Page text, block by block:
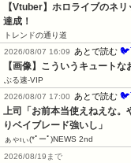
【Vtuber】ホロライブのネ
達成！
トレンドの通り道
2026/08/07 16:09
あとで読む
【画像】こういうキュート
ぶる速-VIP
2026/08/07 17:00
あとで読む
上司「お前本当使えねえな
りベイブレード強いし」
ぁゃιぃ(*ﾟーﾟ)NEWS 2nd
2026/08/19まで